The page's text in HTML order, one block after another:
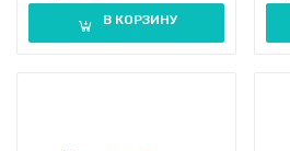
В КОРЗИНУ